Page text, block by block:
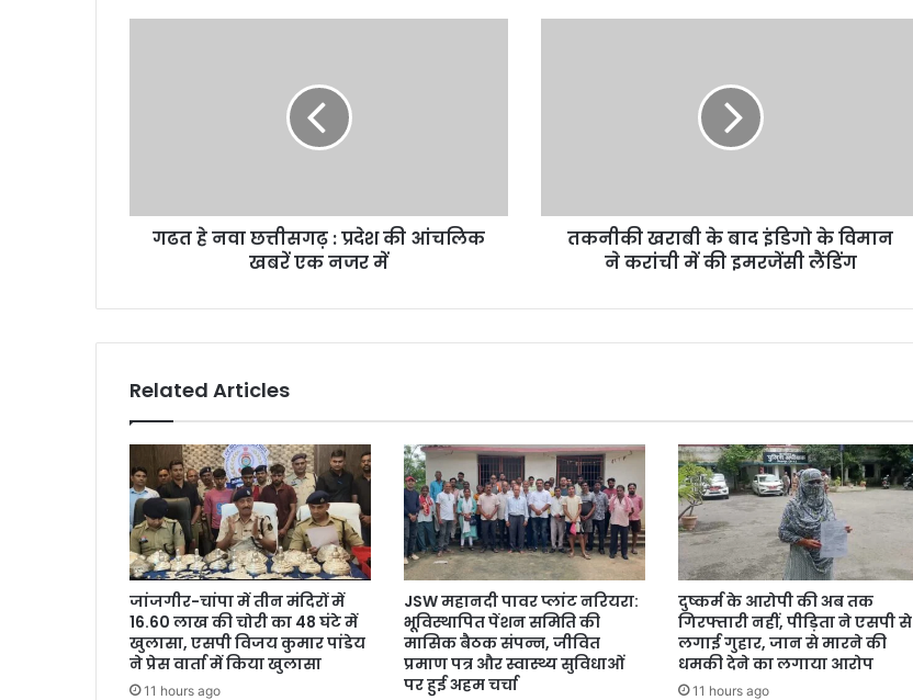
खबरें
गढत हे नवा छत्तीसगढ़ : प्रदेश की आंचलिक
खबरें एक नजर में
करांची
लैंडिंग
तकनीकी खराबी के बाद इंडिगो के विमान
ने करांची में की इमरजेंसी लैंडिंग
Related Articles
जांजगीर-चांपा में तीन मंदिरों में
16.60 लाख की चोरी का 48 घंटे में
खुलासा, एसपी विजय कुमार पांडेय
ने प्रेस वार्ता में किया खुलासा
11 hours ago
JSW महानदी पावर प्लांट नरियरा:
भूविस्थापित पेंशन समिति की
मासिक बैठक संपन्न, जीवित
प्रमाण पत्र और स्वास्थ्य सुविधाओं
पर हुई अहम चर्चा
दुष्कर्म के आरोपी की अब तक
गिरफ्तारी नहीं, पीड़िता ने एसपी से
लगाई गुहार, जान से मारने की
धमकी देने का लगाया आरोप
11 hours ago